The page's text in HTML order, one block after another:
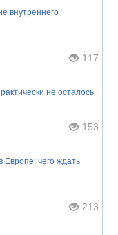
внутреннего
117
не осталось
153
Европе: чего ждать
213